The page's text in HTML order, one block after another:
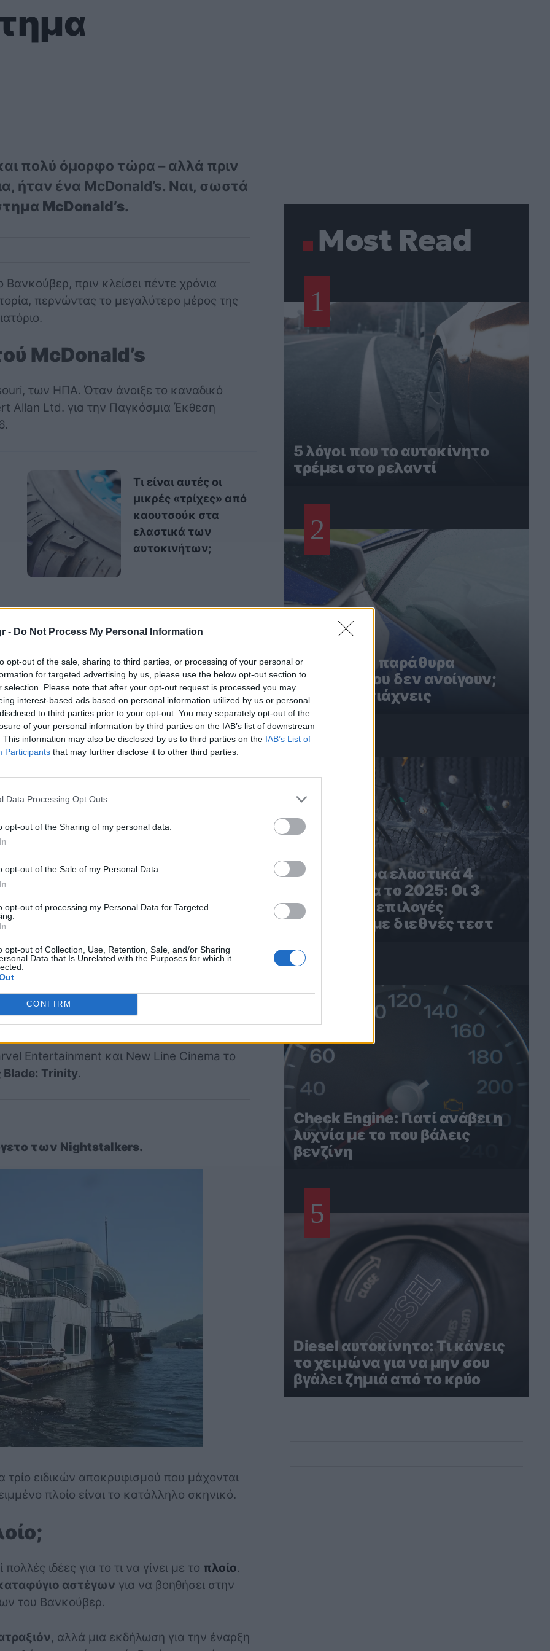
- Do Not Process My Personal Information
opt-out of the sale, sharing to third parties, or processing of your personal or
for targeted advertising by us, please use the below opt-out section to
selection. Please note that after your opt-out request is processed you may
interest-based ads based on personal information utilized by us or personal
to third parties prior to your opt-out. You may separately opt-out of the
of your personal information by third parties on the IAB’s list of downstream
This information may also be disclosed by us to third parties on the IAB’s List of
Participants that may further disclose it to other third parties.
Data Processing Opt Outs
opt-out of the Sharing of my personal data.
opt-out of the Sale of my Personal Data.
opt-out of processing my Personal Data for Targeted
opt-out of Collection, Use, Retention, Sale, and/or Sharing
Data that Is Unrelated with the Purposes for which it
CONFIRM
πολύ όμορφο τώρα – αλλά πριν
ήταν ένα McDonald’s. Ναι, σωστά
McDonald’s.
Βανκούβερ, πριν κλείσει πέντε χρόνια
περνώντας το μεγαλύτερο μέρος της
McDonald’s
των ΗΠΑ. Όταν άνοιξε το καναδικό
Allan Ltd. για την Παγκόσμια Έκθεση
Τι είναι αυτές οι
μικρές «τρίχες» από
καουτσούκ στα
ελαστικά των
αυτοκινήτων;
ως εστιατόριο μόλις ολοκληρωνόταν
άδειο. Το 1991, ο νέος ιδιοκτήτης
στο Burrard Inlet, το οποίο
Burnaby. Στα χρόνια που μεσολάβησαν, το
αχρησιμοποίητο.
τον Άρη
Entertainment και New Line Cinema το
Blade: Trinity.
των Nightstalkers.
τρίο ειδικών αποκρυφισμού που μάχονται
πλοίο είναι το κατάλληλο σκηνικό.
ιδέες για το τι να γίνει με το πλοίο.
αστέγων για να βοηθήσει στην
του Βανκούβερ.
, αλλά μια εκδήλωση για την έναρξη
Most Read
1
5 λόγοι που το αυτοκίνητο
τρέμει στο ρελαντί
2
Ηλεκτρικά παράθυρα
αυτοκινήτου δεν ανοίγουν;
Έτσι τα φτιάχνεις
Τα καλύτερα ελαστικά 4
εποχών για το 2025: Οι 3
καλύτερες επιλογές
σύμφωνα με διεθνές τεστ
4
Check Engine: Γιατί ανάβει η
λυχνία με το που βάλεις
βενζίνη
5
Diesel αυτοκίνητο: Τι κάνεις
το χειμώνα για να μην σου
βγάλει ζημιά από το κρύο